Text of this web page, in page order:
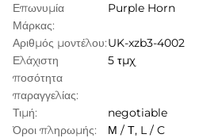
Επωνυμία
Μάρκας:
Purple Horn
Αριθμός μοντέλου:UK-xzb3-4002
Ελάχιστη
ποσότητα
παραγγελίας:
5 τμχ
Τιμή:
negotiable
Όροι πληρωμής:
Μ / Τ, L / C